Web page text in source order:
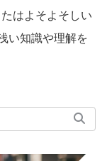
はよそよそしい
い知識や理解を